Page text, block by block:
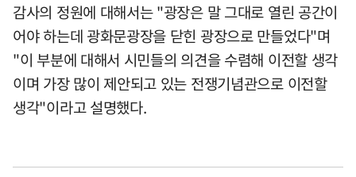
감사의 정원에 대해서는 "광장은 말 그대로 열린 공간이
어야 하는데 광화문광장을 닫힌 광장으로 만들었다"며
"이 부분에 대해서 시민들의 의견을 수렴해 이전할 생각
이며 가장 많이 제안되고 있는 전쟁기념관으로 이전할
생각"이라고 설명했다.